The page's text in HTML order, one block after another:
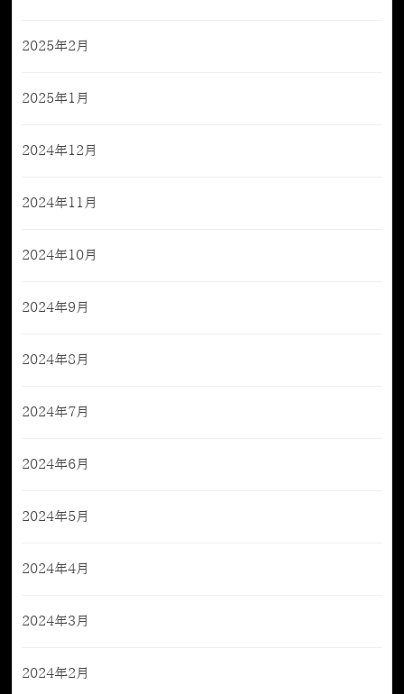
2025年2月
2025年1月
2024年12月
2024年11月
2024年10月
2024年9月
2024年8月
2024年7月
2024年6月
2024年5月
2024年4月
2024年3月
2024年2月